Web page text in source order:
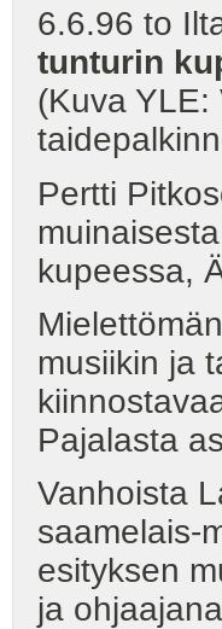
6.6.96 to
tunturin
(Kuva
Pertti
kupeessa,
musiikin ja
Pajalasta
Vanhoista
saamelais-
esityksen
ja